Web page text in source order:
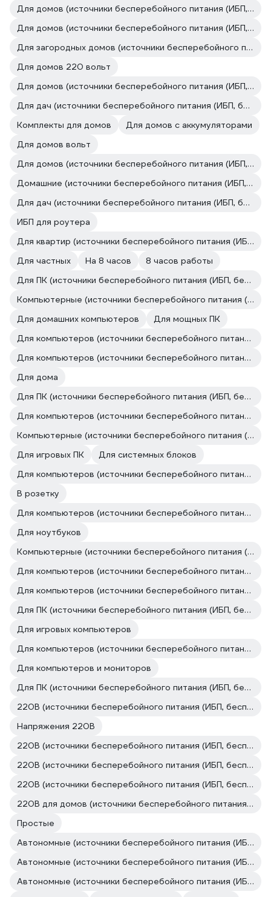
Для домов (источники бесперебойного питания (ИБП, бесперебойники))
Для домов (источники бесперебойного питания (ИБП, бесперебойники))
Для загородных домов (источники бесперебойного питания (ИБП, бесперебойники))
Для домов 220 вольт
Для домов (источники бесперебойного питания (ИБП, бесперебойники))
Для дач (источники бесперебойного питания (ИБП, бесперебойники))
Комплекты для домов
Для домов с аккумуляторами
Для домов вольт
Для домов (источники бесперебойного питания (ИБП, бесперебойники))
Домашние (источники бесперебойного питания (ИБП, бесперебойники))
Для дач (источники бесперебойного питания (ИБП, бесперебойники))
ИБП для роутера
Для квартир (источники бесперебойного питания (ИБП, бесперебойники))
Для частных
На 8 часов
8 часов работы
Для ПК (источники бесперебойного питания (ИБП, бесперебойники))
Компьютерные (источники бесперебойного питания (ИБП, бесперебойники))
Для домашних компьютеров
Для мощных ПК
Для компьютеров (источники бесперебойного питания (ИБП, бесперебойники))
Для компьютеров (источники бесперебойного питания (ИБП, бесперебойники))
Для дома
Для ПК (источники бесперебойного питания (ИБП, бесперебойники))
Для компьютеров (источники бесперебойного питания (ИБП, бесперебойники))
Компьютерные (источники бесперебойного питания (ИБП, бесперебойники))
Для игровых ПК
Для системных блоков
Для компьютеров (источники бесперебойного питания (ИБП, бесперебойники))
В розетку
Для компьютеров (источники бесперебойного питания (ИБП, бесперебойники))
Для ноутбуков
Компьютерные (источники бесперебойного питания (ИБП, бесперебойники))
Для компьютеров (источники бесперебойного питания (ИБП, бесперебойники))
Для компьютеров (источники бесперебойного питания (ИБП, бесперебойники))
Для ПК (источники бесперебойного питания (ИБП, бесперебойники))
Для игровых компьютеров
Для компьютеров (источники бесперебойного питания (ИБП, бесперебойники))
Для компьютеров и мониторов
Для ПК (источники бесперебойного питания (ИБП, бесперебойники))
220В (источники бесперебойного питания (ИБП, бесперебойники))
Напряжения 220В
220В (источники бесперебойного питания (ИБП, бесперебойники))
220В (источники бесперебойного питания (ИБП, бесперебойники))
220В (источники бесперебойного питания (ИБП, бесперебойники))
220В для домов (источники бесперебойного питания (ИБП, бесперебойники))
Простые
Автономные (источники бесперебойного питания (ИБП, бесперебойники))
Автономные (источники бесперебойного питания (ИБП, бесперебойники))
Автономные (источники бесперебойного питания (ИБП, бесперебойники))